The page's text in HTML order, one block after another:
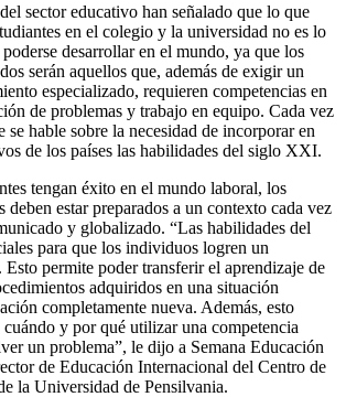
sector educativo han señalado que lo que
en el colegio y la universidad no es lo
poderse desarrollar en el mundo, ya que los
serán aquellos que, además de exigir un
especializado, requieren competencias en
de problemas y trabajo en equipo. Cada vez
se hable sobre la necesidad de incorporar en
de los países las habilidades del siglo XXI.
tengan éxito en el mundo laboral, los
deben estar preparados a un contexto cada vez
y globalizado. “Las habilidades del
para que los individuos logren un
permite poder transferir el aprendizaje de
adquiridos en una situación
completamente nueva. Además, esto
y por qué utilizar una competencia
un problema”, le dijo a Semana Educación
de Educación Internacional del Centro de
la Universidad de Pensilvania.